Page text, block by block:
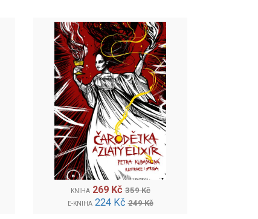
KNIHA 269 Kč 359 Kč
E-KNIHA 224 Kč 249 Kč